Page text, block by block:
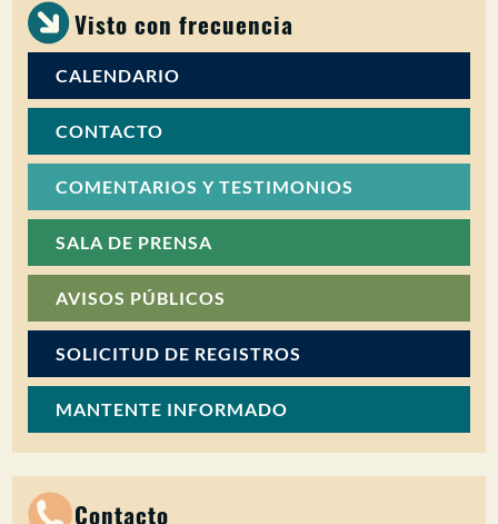
Visto con frecuencia
CALENDARIO
CONTACTO
COMENTARIOS Y TESTIMONIOS
SALA DE PRENSA
AVISOS PÚBLICOS
SOLICITUD DE REGISTROS
MANTENTE INFORMADO
Contacto